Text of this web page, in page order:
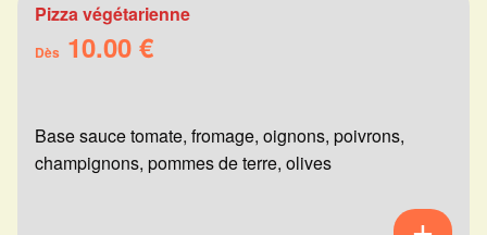
Pizza végétarienne
Dès 10.00 €
Base sauce tomate, fromage, oignons, poivrons,
champignons, pommes de terre, olives